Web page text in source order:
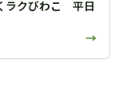
ラクびわこ 平日
→